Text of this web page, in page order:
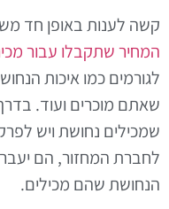
קשה לענות באופן חד
המחיר שתקבלו עבור
לגורמים כמו איכות
שאתם מוכרים ועוד.
שמכילים נחושת ויש
לחברת המחזור, הם
הנחושת שהם מכילים.